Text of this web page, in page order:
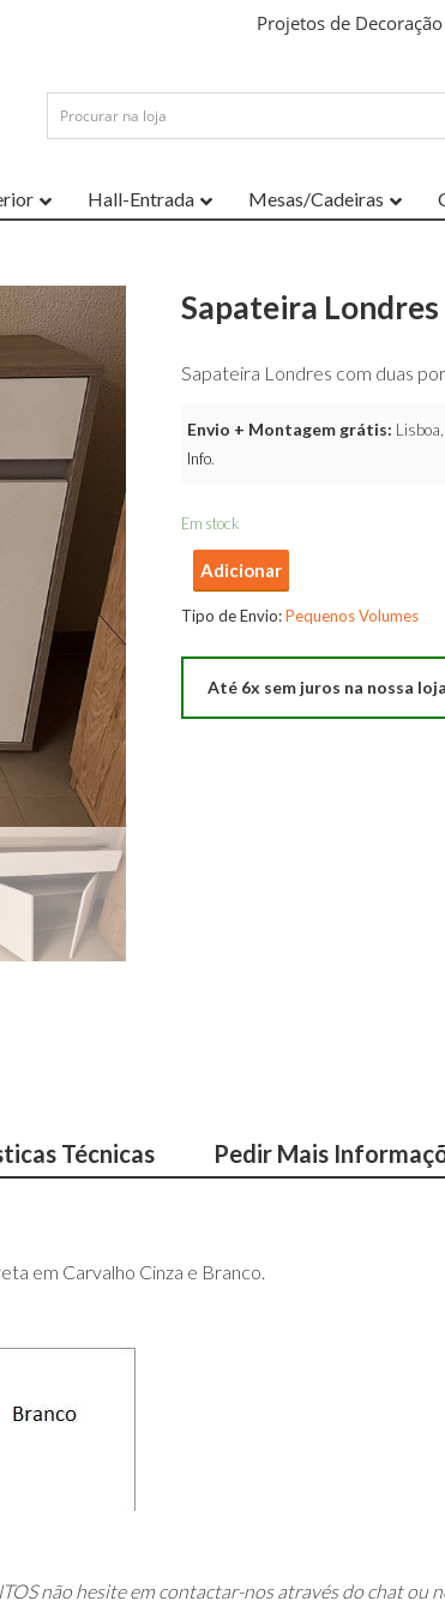
Projetos de
Hall-Entrada Mesas/Cadeiras
Sapateira Londres
Sapateira Londres com duas
Envio + Montagem grátis:
Info.
Em stock
Quantidade
de
Sapateira
Adicionar
Tipo de Envio:Pequenos Volumes
Até 6x sem juros na nossa
Técnicas Pedir Mais
em Carvalho Cinza e Branco.
não hesite em contactar-nos através do chat ou